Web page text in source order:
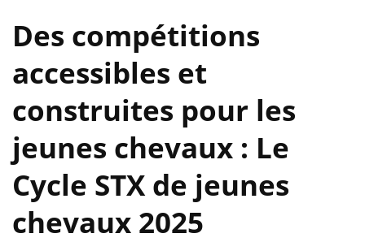
Des compétitions
accessibles et
construites pour les
jeunes chevaux : Le
Cycle STX de jeunes
chevaux 2025